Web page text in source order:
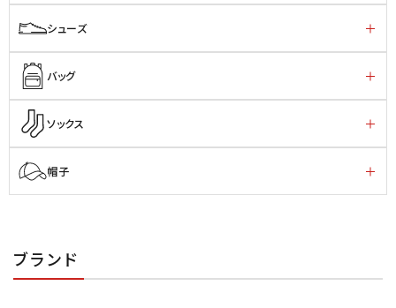
シューズ
バッグ
ソックス
帽子
ブランド